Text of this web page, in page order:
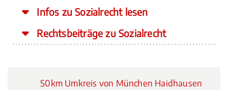
Infos zu Sozialrecht lesen
Rechtsbeiträge zu Sozialrecht
50km Umkreis von München Haidhausen